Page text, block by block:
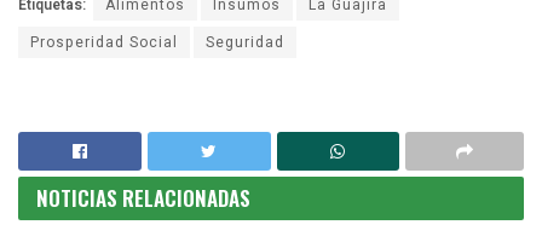
Etiquetas: Alimentos Insumos
La Guajira
Prosperidad Social
Seguridad
NOTICIAS RELACIONADAS